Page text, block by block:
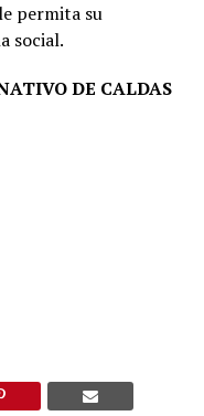
permita su
social.
DE CALDAS